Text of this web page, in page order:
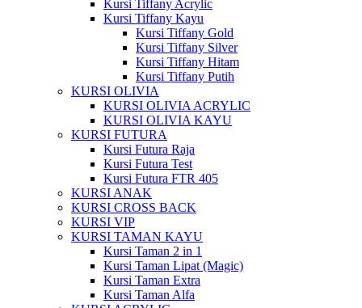
Kursi Tiffany Acrylic
Kursi Tiffany Kayu
Kursi Tiffany Gold
Kursi Tiffany Silver
Kursi Tiffany Hitam
Kursi Tiffany Putih
KURSI OLIVIA
KURSI OLIVIA ACRYLIC
KURSI OLIVIA KAYU
KURSI FUTURA
Kursi Futura Raja
Kursi Futura Test
Kursi Futura FTR 405
KURSI ANAK
KURSI CROSS BACK
KURSI VIP
KURSI TAMAN KAYU
Kursi Taman 2 in 1
Kursi Taman Lipat (Magic)
Kursi Taman Extra
Kursi Taman Alfa